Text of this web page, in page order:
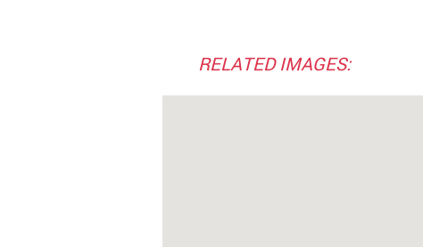
RELATED IMAGES: